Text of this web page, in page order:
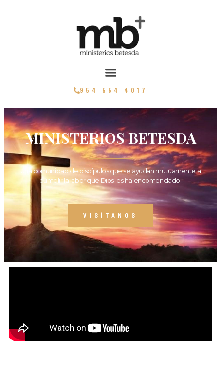
954 554 4017
MINISTERIOS BETESDA
Una comunidad de discípulos que se ayudan mutuamente a
cumplir la labor que Dios les ha encomendado.
VISÍTANOS